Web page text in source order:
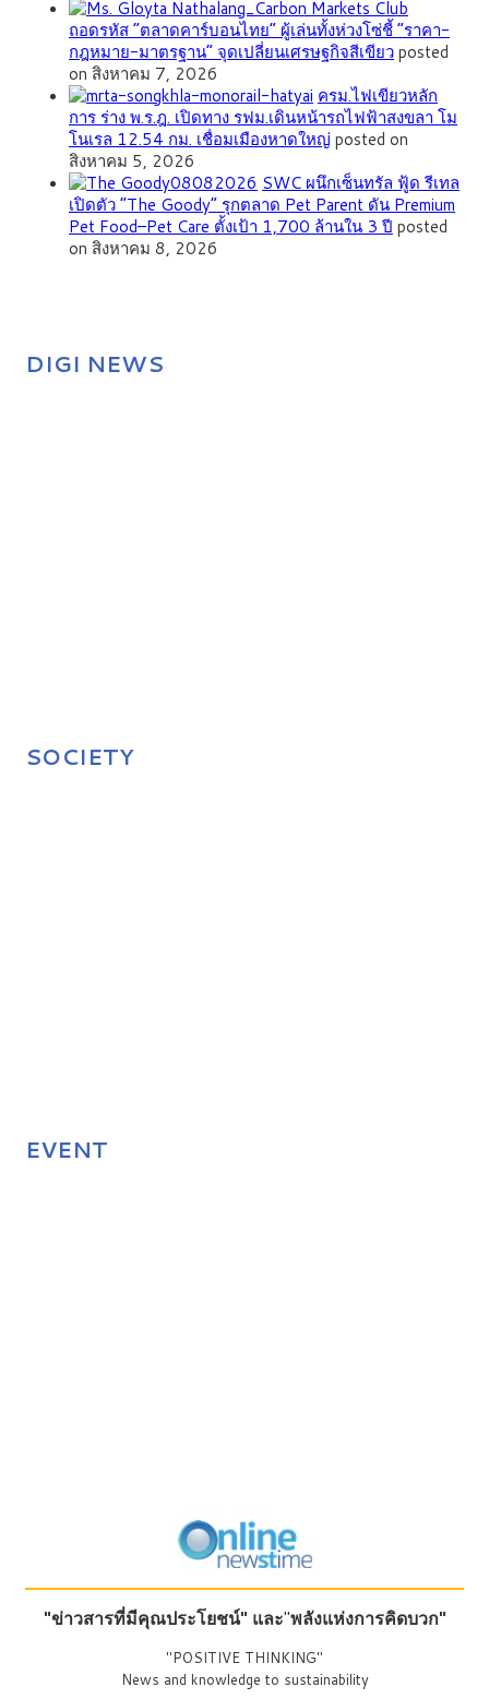
ถอดรหัส “ตลาดคาร์บอนไทย” ผู้เล่นทั้งห่วงโซ่ชี้ “ราคา-
กฎหมาย-มาตรฐาน” จุดเปลี่ยนเศรษฐกิจสีเขียวposted
on สิงหาคม 7, 2026
ครม.ไฟเขียวหลัก
การ ร่าง พ.ร.ฎ. เปิดทาง รฟม.เดินหน้ารถไฟฟ้าสงขลา โม
โนเรล 12.54 กม. เชื่อมเมืองหาดใหญ่ posted on
สิงหาคม 5, 2026
SWC ผนึกเซ็นทรัล ฟู้ด รีเทล
เปิดตัว “The Goody” รุกตลาด Pet Parent ดัน Premium
Pet Food–Pet Care ตั้งเป้า 1,700 ล้านใน 3 ปี posted
on สิงหาคม 8, 2026
DIGI NEWS
SOCIETY
EVENT
"ข่าวสารที่มีคุณประโยชน์" และ"พลังแห่งการคิดบวก"
"POSITIVE THINKING"
News and knowledge to sustainability